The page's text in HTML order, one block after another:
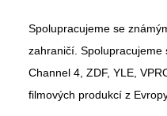
Spolupracujeme se
zahraničí. Spolupracujeme
Channel 4, ZDF, YLE,
filmových produkcí z